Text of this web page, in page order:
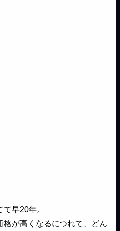
早20年。
格が高くなるにつれて、どん